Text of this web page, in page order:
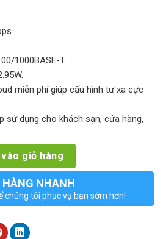
1000BASE-T.
miễn phí giúp cấu hình tư xa cực
sử dụng cho khách sạn, cửa hàng,
trần RUIJIE RG-AP710 quantity
giỏ hàng
NHANH
chúng tôi phục vụ bạn sớm hơn!